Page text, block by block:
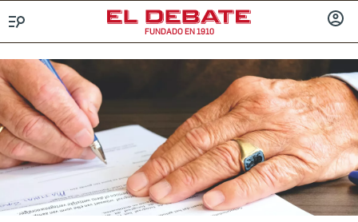
FUNDADO EN 1910